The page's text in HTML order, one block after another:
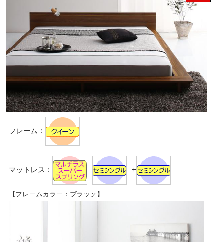
フレーム：
マットレス： +
【フレームカラー：ブラック】